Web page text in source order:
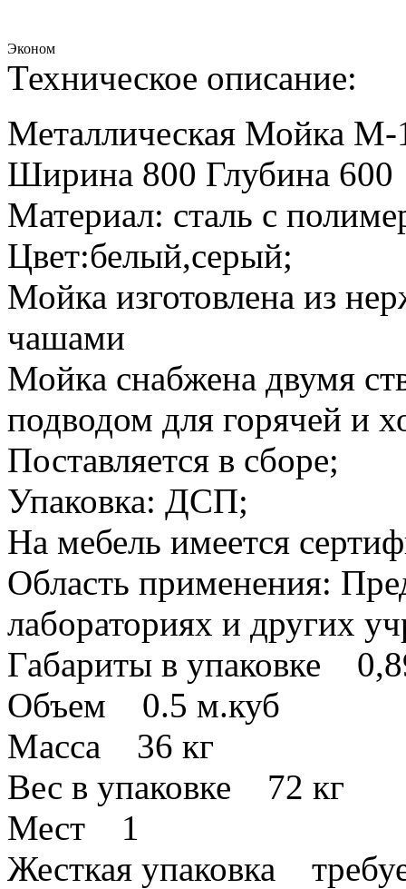
Эконом
Техническое описание:
Металлическая Мойка М-
Ширина 800 Глубина
Материал: сталь с
Цвет:белый,серый;
Мойка изготовлена из
чашами
Мойка снабжена двумя
подводом для горячей и
Поставляется в сборе;
Упаковка: ДСП;
На мебель имеется
Область применения:
лабораториях и других
Габариты в упаковке
Объем 0.5 м.куб
Масса 36 кг
Вес в упаковке 72 кг
Мест 1
Жесткая упаковка